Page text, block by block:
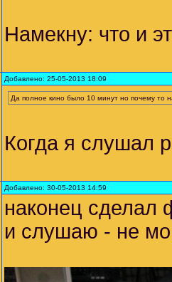
Намекну: что и
Добавлено: 25-05-2013 18:09
Да полное кино было 10 минут но почему то
Когда я слушал
Добавлено: 30-05-2013 14:59
наконец сделал
и слушаю - не